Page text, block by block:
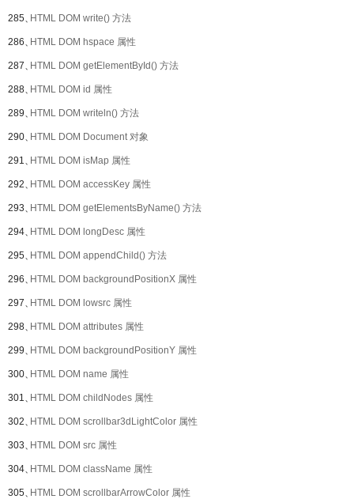
285、HTML DOM write() 方法
286、HTML DOM hspace 属性
287、HTML DOM getElementById() 方法
288、HTML DOM id 属性
289、HTML DOM writeln() 方法
290、HTML DOM Document 对象
291、HTML DOM isMap 属性
292、HTML DOM accessKey 属性
293、HTML DOM getElementsByName() 方法
294、HTML DOM longDesc 属性
295、HTML DOM appendChild() 方法
296、HTML DOM backgroundPositionX 属性
297、HTML DOM lowsrc 属性
298、HTML DOM attributes 属性
299、HTML DOM backgroundPositionY 属性
300、HTML DOM name 属性
301、HTML DOM childNodes 属性
302、HTML DOM scrollbar3dLightColor 属性
303、HTML DOM src 属性
304、HTML DOM className 属性
305、HTML DOM scrollbarArrowColor 属性